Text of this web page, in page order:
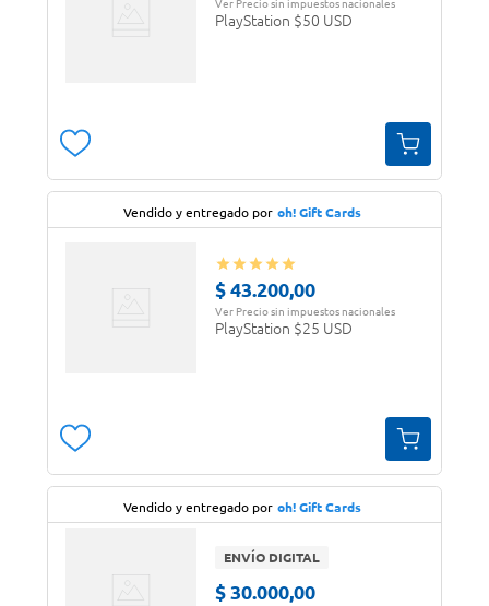
Ver Precio sin impuestos nacionales
PlayStation $50 USD
Vendido y entregado por oh! Gift Cards
$ 43.200,00
Ver Precio sin impuestos nacionales
PlayStation $25 USD
Vendido y entregado por oh! Gift Cards
ENVÍO DIGITAL
$ 30.000,00